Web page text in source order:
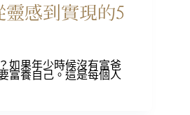
靈感到實現的5
如果年少時候沒有富爸
富養自己。這是每個人